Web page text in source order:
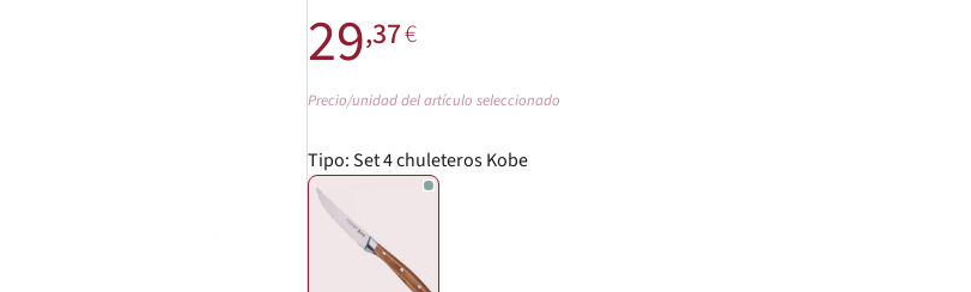
29,37€
Precio/unidad del artículo seleccionado
Tipo:Set 4 chuleteros Kobe